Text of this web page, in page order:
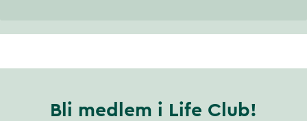
Bli medlem i Life Club!